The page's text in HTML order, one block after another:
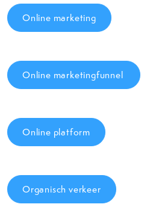
Online marketing
Online marketingfunnel
Online platform
Organisch verkeer